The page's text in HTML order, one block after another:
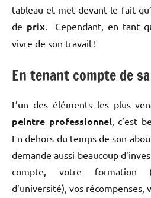
tableau et met devant le fait
de prix. Cependant, en tant
vivre de son travail !
En tenant compte de
L’un des éléments les plus
peintre professionnel, c’est
En dehors du temps de son
demande aussi beaucoup
compte, votre formation
d’université), vos récompenses,